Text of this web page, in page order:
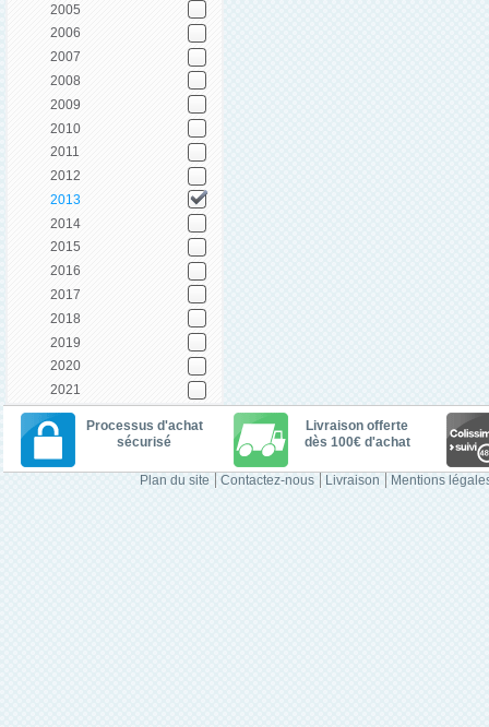
2005
2006
2007
2008
2009
2010
2011
2012
2013
2014
2015
2016
2017
2018
2019
2020
2021
Processus d'achat
sécurisé
Livraison offerte
dès 100€ d'achat
Plan du site Contactez-nous Livraison Mentions